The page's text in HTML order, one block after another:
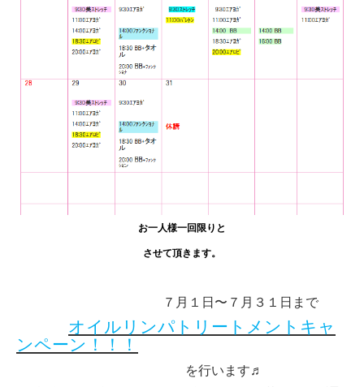
お一人様一回限りと
させて頂きます。
７月１日〜７月３１日まで
オイルリンパトリートメントキャ
ンペーン！！！
を行います♬